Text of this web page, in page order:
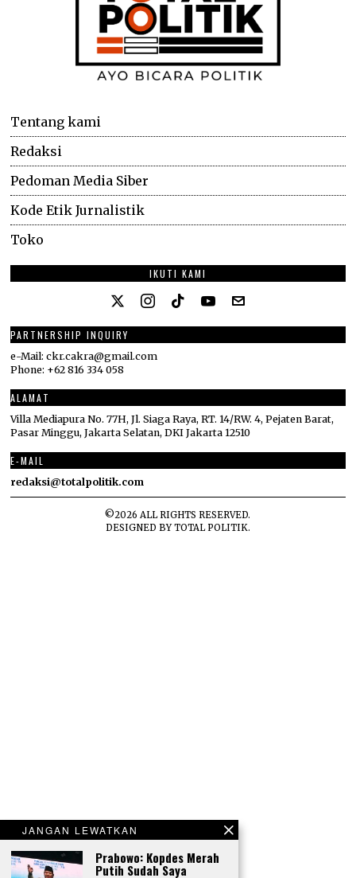
Tentang kami
Redaksi
Pedoman Media Siber
Kode Etik Jurnalistik
Toko
IKUTI KAMI
PARTNERSHIP INQUIRY
e-Mail: ckr.cakra@gmail.com
Phone: +62 816 334 058
ALAMAT
Villa Mediapura No. 77H, Jl. Siaga Raya, RT. 14/RW. 4, Pejaten Barat,
Pasar Minggu, Jakarta Selatan, DKI Jakarta 12510
E-MAIL
redaksi@totalpolitik.com
©2026 ALL RIGHTS RESERVED.
DESIGNED BYTOTAL POLITIK.
JANGAN LEWATKAN
Prabowo: Kopdes Merah
Putih Sudah Saya